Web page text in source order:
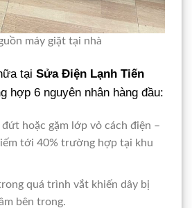
máy giặt tại nhà
tại Sửa Điện Lạnh Tiến
hợp 6 nguyên nhân hàng đầu:
hoặc gặm lớp vỏ cách điện –
tới 40% trường hợp tại khu
quá trình vắt khiến dây bị
bên trong.